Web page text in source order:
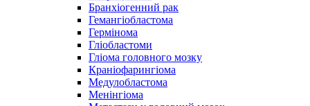
Бранхіогенний рак
Гемангіобластома
Гермінома
Гліобластоми
Гліома головного мозку
Краніофарингіома
Медулобластома
Менінгіома